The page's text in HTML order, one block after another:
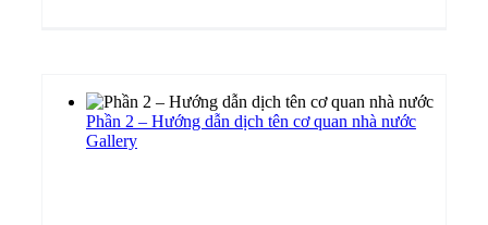
Phần 2 – Hướng dẫn dịch tên cơ quan nhà nước
Gallery